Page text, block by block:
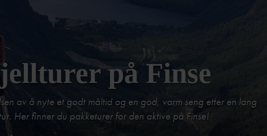
på Finse
av å nyte et godt måltid og en god, varm seng etter en lang
Her finner du pakketurer for den aktive på Finse!